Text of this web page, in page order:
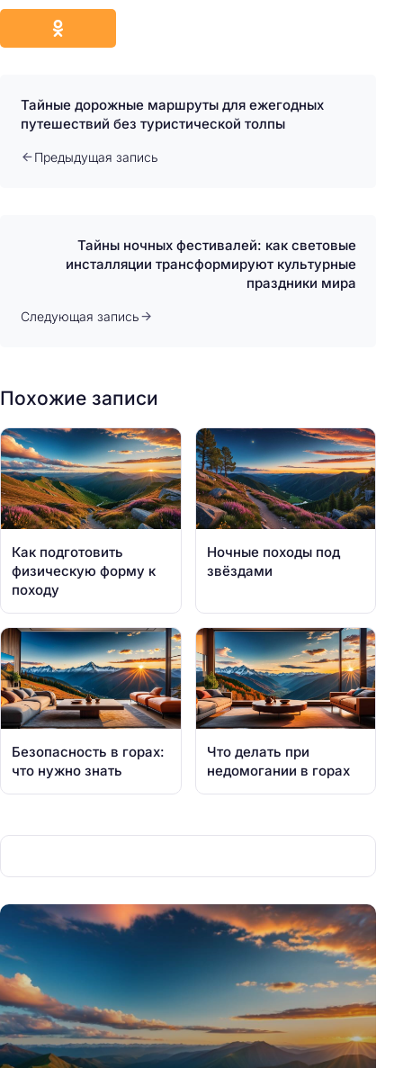
Тайные дорожные маршруты для ежегодных
путешествий без туристической толпы
Предыдущая запись
Тайны ночных фестивалей: как световые
инсталляции трансформируют культурные
праздники мира
Следующая запись
Похожие записи
Как подготовить
физическую форму к
походу
Ночные походы под
звёздами
Безопасность в горах:
что нужно знать
Что делать при
недомогании в горах